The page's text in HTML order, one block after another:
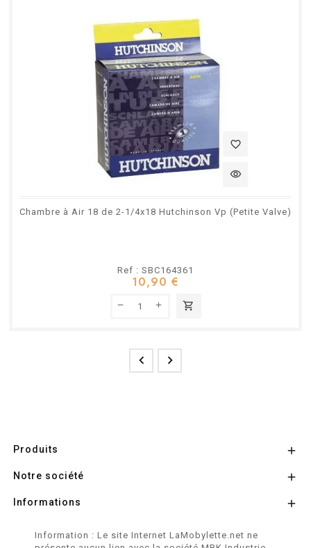
favorite_border
visibility
Chambre à Air 18 de 2-1/4x18 Hutchinson Vp (Petite Valve)
Ref : SBC164361
10,90 €
shopping_cart
 
Produits 
Notre société 
Informations 
Information : Le site Internet LaMobylette.net ne